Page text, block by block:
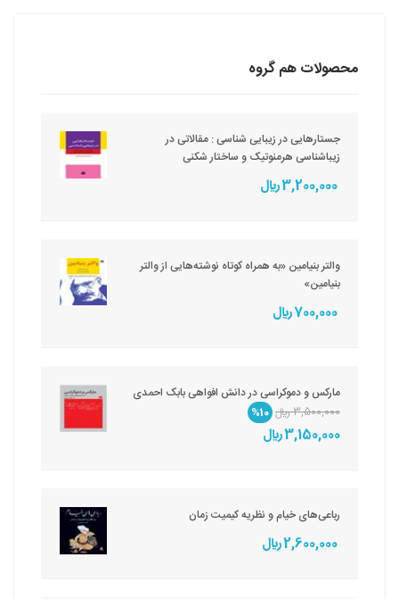
محصولات هم گروه
جستارهایی در زیبایی شناسی : مقالاتی در
زیباشناسی هرمنوتیک و ساختار شکنی
3,200,000 ريال
والتر بنیامین «به همراه کوتاه نوشته‌هایی از والتر
بنیامین»
700,000 ريال
مارکس و دموکراسی در دانش افواهی بابک احمدی
3,500,000 ريال
%10
3,150,000 ريال
رباعی‌های خیام و نظریه کیمیت زمان
2,600,000 ريال